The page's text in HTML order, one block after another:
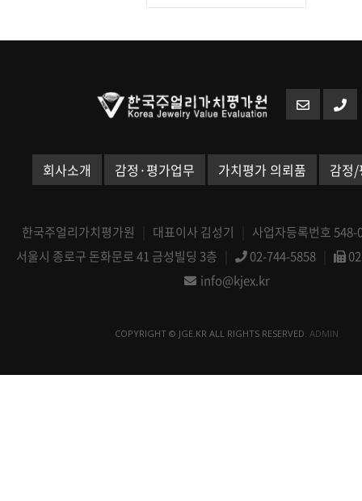
회사소개 감정·평가업무 가치평가 의뢰품 감정/
한국주얼리가치평가원 대표이사 김성기
사업자등록번호
서울시 종로구 돈화문로 41 금성빌딩 3층
02-744-5858
info@kjex.kr
COPYRIGHT © JGE.KR ALL RIGHTS RESERVED. ADMIN